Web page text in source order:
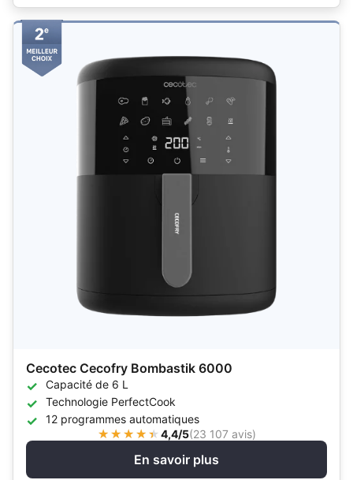
Cecotec Cecofry Bombastik 6000
Capacité de 6 L
Technologie PerfectCook
12 programmes automatiques
4,4/5(23 107 avis)
En savoir plus